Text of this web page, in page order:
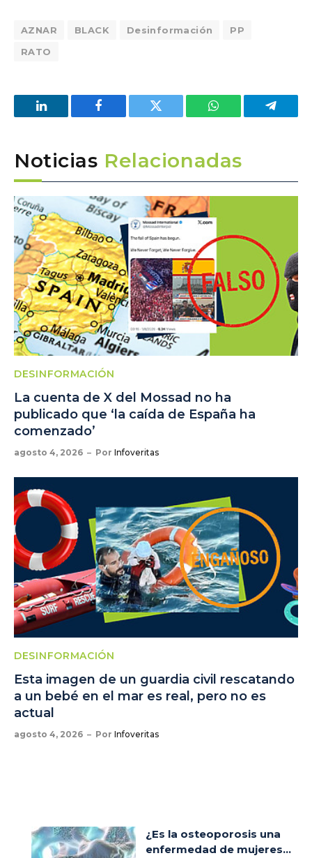
AZNAR BLACK Desinformación
PP
RATO
LinkedIn Facebook Twitter WhatsApp
Noticias Relacionadas
DESINFORMACIÓN
La cuenta de X del Mossad no ha
publicado que ‘la caída de España ha
comenzado’
agosto 4, 2026 Por Infoveritas
DESINFORMACIÓN
Esta imagen de un guardia civil rescatando
a un bebé en el mar es real, pero no es
actual
agosto 4, 2026 Por Infoveritas
¿Es la osteoporosis una
enfermedad de mujeres...